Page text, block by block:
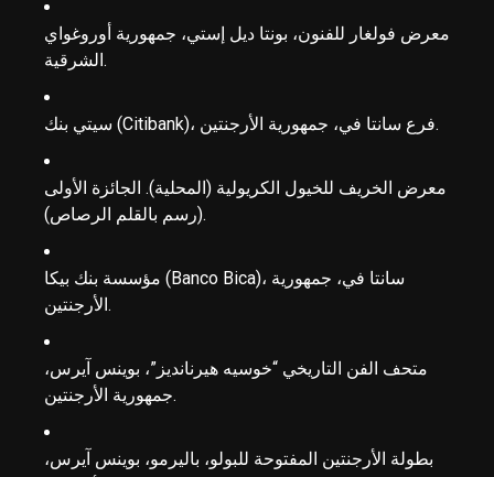
معرض فولغار للفنون، بونتا ديل إستي، جمهورية أوروغواي
الشرقية.
سيتي بنك (Citibank)، فرع سانتا في، جمهورية الأرجنتين.
معرض الخريف للخيول الكريولية (المحلية). الجائزة الأولى
(رسم بالقلم الرصاص).
مؤسسة بنك بيكا (Banco Bica)، سانتا في، جمهورية
الأرجنتين.
متحف الفن التاريخي “خوسيه هيرنانديز”، بوينس آيرس،
جمهورية الأرجنتين.
بطولة الأرجنتين المفتوحة للبولو، باليرمو، بوينس آيرس،